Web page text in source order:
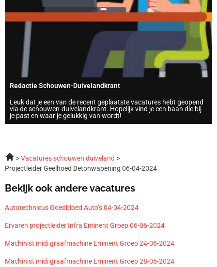
Redactie Schouwen-Duivelandkrant
Leuk dat je een van de recent geplaatste vacatures hebt geopend
via de schouwen-duivelandkrant. Hopelijk vind je een baan die bij
je past en waar je gelukkig van wordt!
Vacatures schouwen duiveland
Projectleider Geelhoed Betonwapening 06-04-2024
Bekijk ook andere vacatures
Autotechnicus Goedbloed Auto’s 04-04-2024
Ervaren projectleider Infra Eminent Groep 06-06-2024
Machinist midi graafmachine Eminent Groep 24-05-2024
Machinist midi graafmachine Eminent Groep 28-05-2024